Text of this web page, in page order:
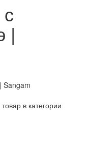
|
в категории